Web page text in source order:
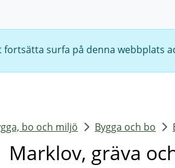
fortsätta surfa på denna webbplats
bo och miljö Bygga och bo
Marklov, gräva